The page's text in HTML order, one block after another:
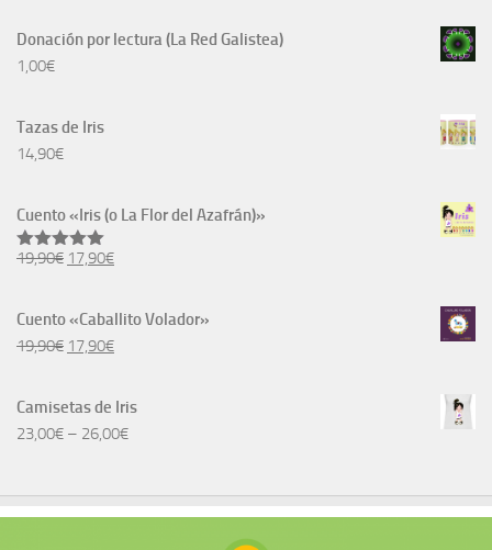
Donación por lectura (La Red Galistea)
1,00€
Tazas de Iris
14,90€
Cuento «Iris (o La Flor del Azafrán)»
Valorado
19,90€ El
original
era:
17,90€El
actual
es:
Cuento «Caballito Volador»
19,90€ El
original
era:
17,90€El
actual
es:
Camisetas de Iris
23,00€ – 26,00€